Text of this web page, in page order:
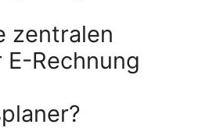
zentralen
Rechnung